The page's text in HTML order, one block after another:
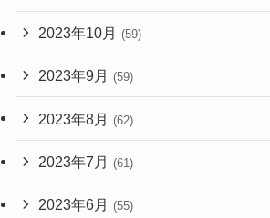
2023年10月 (59)
2023年9月 (59)
2023年8月 (62)
2023年7月 (61)
2023年6月 (55)